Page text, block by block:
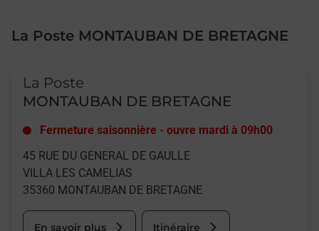
La Poste MONTAUBAN DE BRETAGNE
La Poste
MONTAUBAN DE BRETAGNE
Fermeture saisonnière - ouvre mardi à 09h00
45 RUE DU GENERAL DE GAULLE
VILLA LES CAMELIAS
35360 MONTAUBAN DE BRETAGNE
En savoir plus Itinéraire